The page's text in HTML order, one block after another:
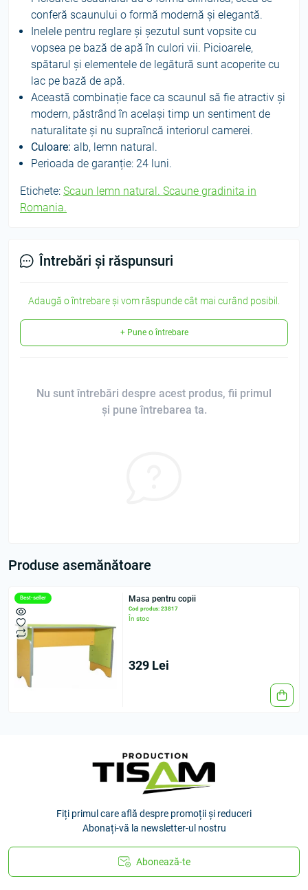
conferă scaunului o formă modernă și elegantă.
Inelele pentru reglare și șezutul sunt vopsite cu
vopsea pe bază de apă în culori vii. Picioarele,
spătarul și elementele de legătură sunt acoperite cu
lac pe bază de apă.
Această combinație face ca scaunul să fie atractiv și
modern, păstrând în același timp un sentiment de
naturalitate și nu supraîncă interiorul camerei.
Culoare: alb, lemn natural.
Perioada de garanție: 24 luni.
Etichete: Scaun lemn natural. Scaune gradinita in
Romania.
Întrebări și răspunsuri
Adaugă o întrebare și vom răspunde cât mai curând posibil.
+ Pune o întrebare
Nu sunt întrebări despre acest produs, fii primul
și pune întrebarea ta.
Produse asemănătoare
Best-seller Masa pentru copii
Cod produs: 23817
În stoc
329 Lei
Fiți primul care află despre promoții și reduceri
Abonați-vă la newsletter-ul nostru
Abonează-te